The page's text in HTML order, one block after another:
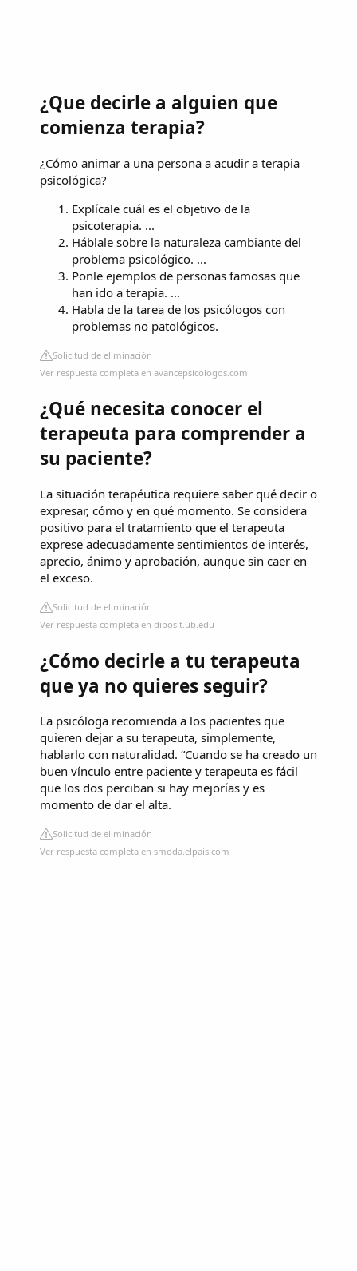
¿Que decirle a alguien que
comienza terapia?
¿Cómo animar a una persona a acudir a terapia
psicológica?
Explícale cuál es el objetivo de la
psicoterapia. ...
Háblale sobre la naturaleza cambiante del
problema psicológico. ...
Ponle ejemplos de personas famosas que
han ido a terapia. ...
Habla de la tarea de los psicólogos con
problemas no patológicos.
Solicitud de eliminación
Ver respuesta completa en avancepsicologos.com
¿Qué necesita conocer el
terapeuta para comprender a
su paciente?
La situación terapéutica requiere saber qué decir o
expresar, cómo y en qué momento. Se considera
positivo para el tratamiento que el terapeuta
exprese adecuadamente sentimientos de interés,
aprecio, ánimo y aprobación, aunque sin caer en
el exceso.
Solicitud de eliminación
Ver respuesta completa en diposit.ub.edu
¿Cómo decirle a tu terapeuta
que ya no quieres seguir?
La psicóloga recomienda a los pacientes que
quieren dejar a su terapeuta, simplemente,
hablarlo con naturalidad. “Cuando se ha creado un
buen vínculo entre paciente y terapeuta es fácil
que los dos perciban si hay mejorías y es
momento de dar el alta.
Solicitud de eliminación
Ver respuesta completa en smoda.elpais.com